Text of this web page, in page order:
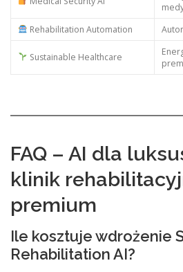
Rehabilitation Automation
Sustainable Healthcare
FAQ – AI dla
klinik
premium
Ile kosztuje wdrożenie
Rehabilitation AI?